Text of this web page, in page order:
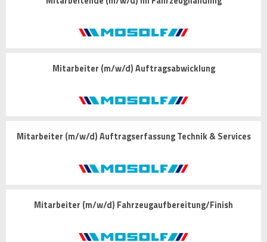
Mitarbeiter (m/w/d) Auftragsabwicklung
Mitarbeiter (m/w/d) Auftragserfassung Technik & Services
Mitarbeiter (m/w/d) Fahrzeugaufbereitung/Finish